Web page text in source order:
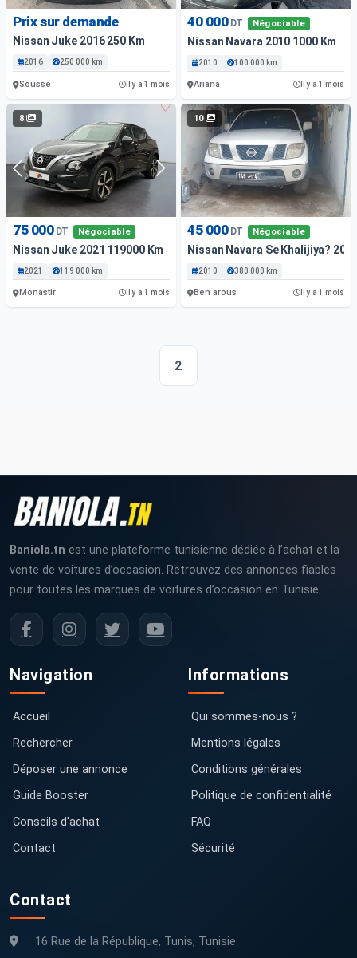
Prix sur demande
Nissan Juke 2016 250 Km
2016 250 000 km
Sousse Il y a 1 mois
40 000 DT Négociable
Nissan Navara 2010 1000 Km
2010 100 000 km
Ariana Il y a 1 mois
8
75 000 DT Négociable
Nissan Juke 2021 119000 Km
2021 119 000 km
Monastir Il y a 1 mois
10
45 000 DT Négociable
Nissan Navara Se Khalijiya?
2010 380 000 km
Ben arous Il y a 1 mois
2
Baniola.tn est une plateforme tunisienne dédiée à l’achat et la
vente de voitures d’occasion. Retrouvez des annonces fiables
pour toutes les marques de voitures d’occasion en Tunisie.
Navigation
Accueil
Rechercher
Déposer une annonce
Guide Booster
Conseils d'achat
Contact
Informations
Qui sommes-nous ?
Mentions légales
Conditions générales
Politique de confidentialité
FAQ
Sécurité
Contact
16 Rue de la République, Tunis, Tunisie